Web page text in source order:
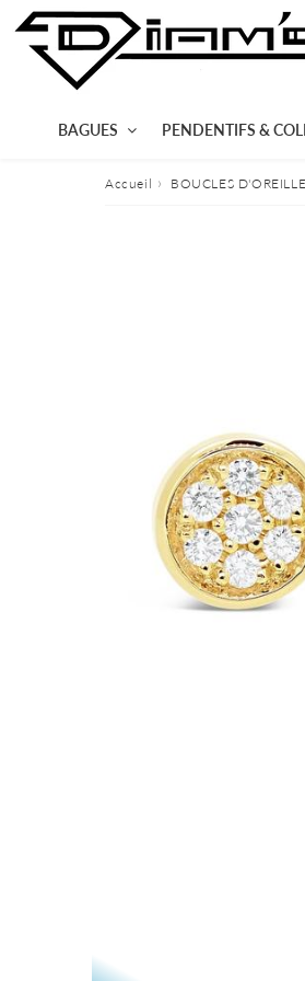
BAGUES PENDENTIFS &
Accueil › BOUCLES